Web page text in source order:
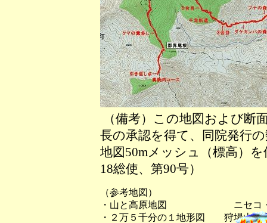
（備考）この地図および断
長の承認を得て、同院発行
地図50mメッシュ（標高）
18総使、第90号）
（参考地図）
・山と高原地図 ニセコ・羊
・２万５千分の１地形図 狩場山